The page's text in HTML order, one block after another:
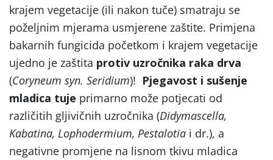
krajem vegetacije (ili nakon tuče) smatraju se
poželjnim mjerama usmjerene zaštite. Primjena
bakarnih fungicida početkom i krajem vegetacije
ujedno je zaštita protiv uzročnika raka drva
(Coryneum syn. Seridium)! Pjegavost i sušenje
mladica tuje primarno može potjecati od
različitih gljivičnih uzročnika (Didymascella,
Kabatina, Lophodermium, Pestalotia i dr.), a
negativne promjene na lisnom tkivu mladica